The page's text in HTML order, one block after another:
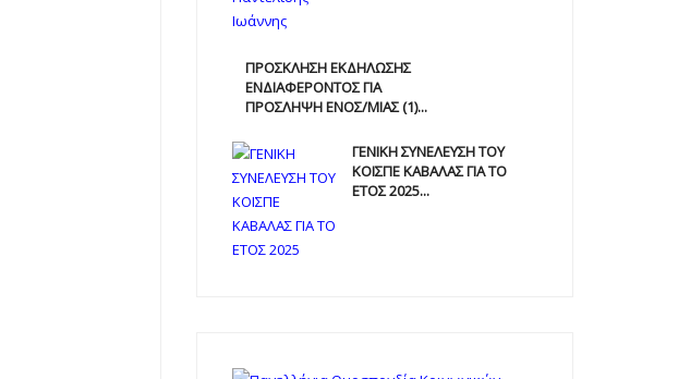
ΠΡΟΣΚΛΗΣΗ ΕΚΔΗΛΩΣΗΣ
ΕΝΔΙΑΦΕΡΟΝΤΟΣ ΓΙΑ
ΠΡΟΣΛΗΨΗ ΕΝOΣ/ΜΙΑΣ (1)...
ΓΕΝΙΚΗ ΣΥΝΕΛΕΥΣΗ ΤΟΥ
ΚΟΙΣΠΕ ΚΑΒΑΛΑΣ ΓΙΑ ΤΟ
ΕΤΟΣ 2025...